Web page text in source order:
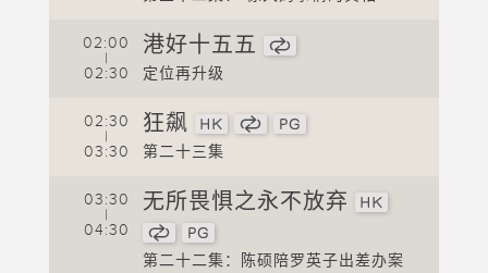
02:00
|
02:30
港好十五五
定位再升级
02:30
|
03:30
狂飙
第二十三集
03:30
|
04:30
无所畏惧之永不放弃
第二十二集：陈硕陪罗英子出差办案